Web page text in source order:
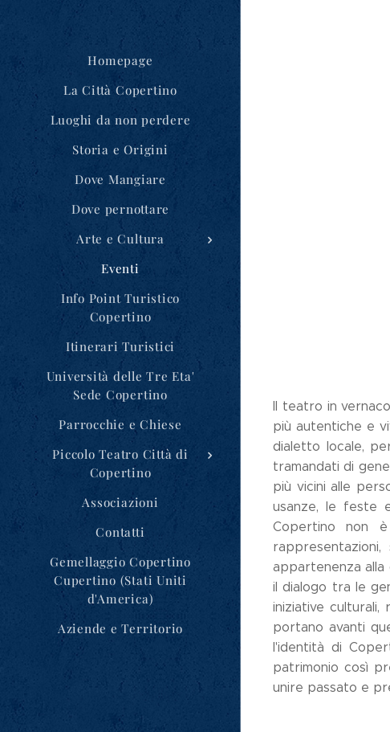
Homepage
La Città Copertino
Luoghi da non perdere
Storia e Origini
Dove Mangiare
Dove pernottare
Arte e Cultura
Eventi
Info Point Turistico
Copertino
Itinerari Turistici
Università delle Tre Eta'
Sede Copertino
Parrocchie e Chiese
Piccolo Teatro Città di
Copertino
Associazioni
Contatti
Gemellaggio Copertino
Cupertino (Stati Uniti
d'America)
Aziende e Territorio
Il teatro in
più autentiche e
dialetto locale,
tramandati di
più vicini alle
usanze, le feste
Copertino non
appartenenza alla
il dialogo tra le
iniziative
portano avanti
l'identità di
patrimonio così
unire passato e